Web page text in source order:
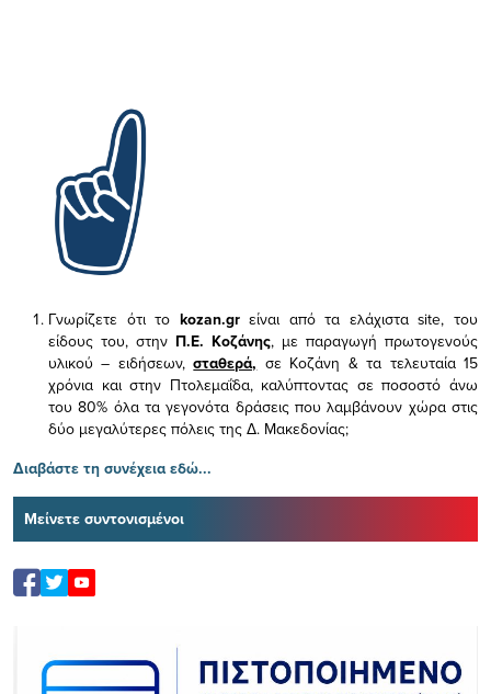
Γνωρίζετε ότι το kozan.gr είναι από τα ελάχισταsite, του
είδους του, στην Π.Ε. Κοζάνης, με παραγωγή πρωτογενούς
υλικού – ειδήσεων,σταθερά, σε Κοζάνη & τα τελευταία 15
χρόνια και στην Πτολεμαΐδα, καλύπτοντας σε ποσοστό άνω
του 80% όλα τα γεγονότα δράσεις που λαμβάνουν χώρα στις
δύο μεγαλύτερες πόλεις της Δ. Μακεδονίας;
Διαβάστε τη συνέχεια εδώ...
Μείνετε συντονισμένοι